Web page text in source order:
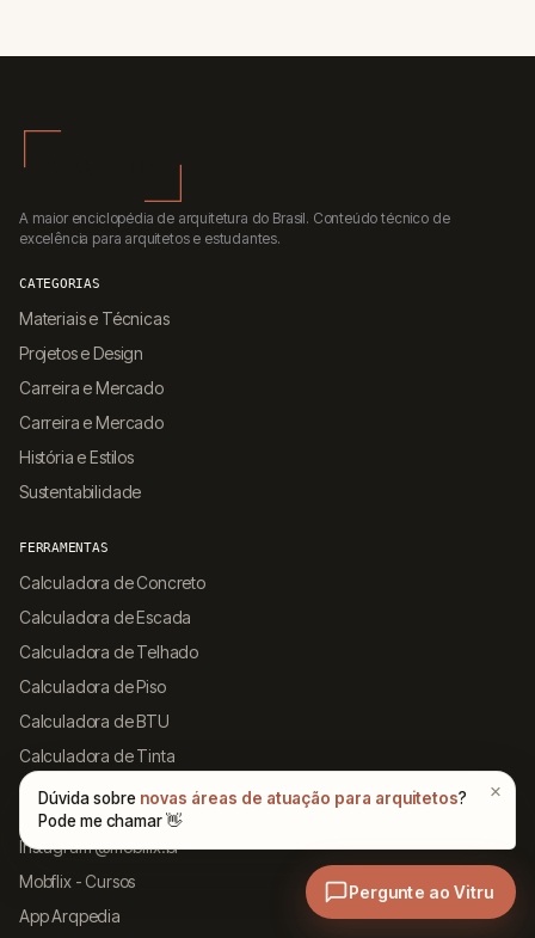
A maior enciclopédia de arquitetura do Brasil. Conteúdo técnico de
excelência para arquitetos e estudantes.
CATEGORIAS
Materiais e Técnicas
Projetos e Design
Carreira e Mercado
Carreira e Mercado
História e Estilos
Sustentabilidade
FERRAMENTAS
Calculadora de Concreto
Calculadora de Escada
Calculadora de Telhado
Calculadora de Piso
Calculadora de BTU
Calculadora de Tinta
LINKS
Instagram @mobflix.br
Mobflix - Cursos
App Arqpedia